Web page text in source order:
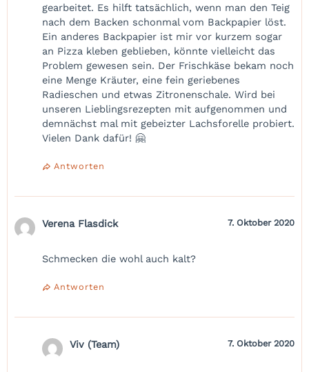
gearbeitet. Es hilft tatsächlich, wenn man den Teig
nach dem Backen schonmal vom Backpapier löst.
Ein anderes Backpapier ist mir vor kurzem sogar
an Pizza kleben geblieben, könnte vielleicht das
Problem gewesen sein. Der Frischkäse bekam noch
eine Menge Kräuter, eine fein geriebenes
Radieschen und etwas Zitronenschale. Wird bei
unseren Lieblingsrezepten mit aufgenommen und
demnächst mal mit gebeizter Lachsforelle probiert.
Vielen Dank dafür! 🤗
Antworten
Verena Flasdick 7. Oktober 2020
Schmecken die wohl auch kalt?
Antworten
Viv (Team) 7. Oktober 2020